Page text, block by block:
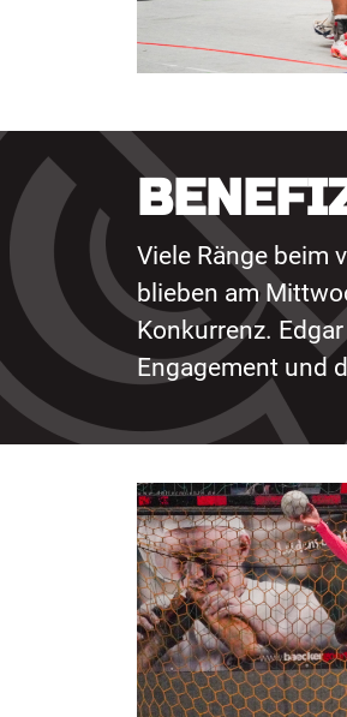
Viele Ränge beim
blieben am
Konkurrenz.
Engagement und